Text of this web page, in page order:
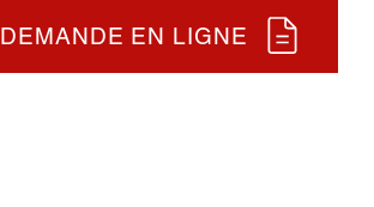
DEMANDE EN LIGNE